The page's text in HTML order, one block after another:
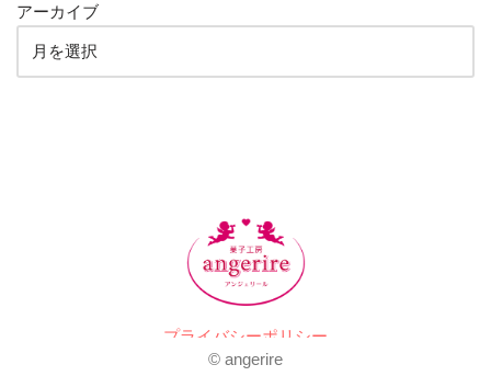
アーカイブ
プライバシーポリシー
© angerire